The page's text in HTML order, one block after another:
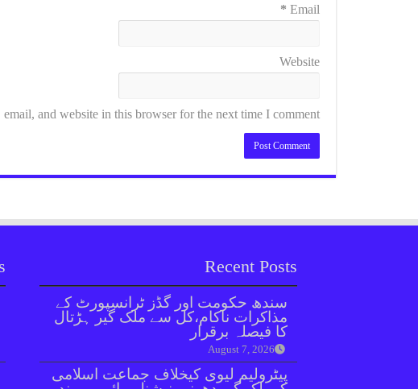
Email
*
Website
email, and website in this browser for the next time I comment.
Recent Posts
سندھ حکومت اور گڈز ٹرانسپورٹ کے
مذاکرات ناکام،کل سے ملک گیر ہڑتال
کا فیصلہ برقرار
August 7, 2026
پیٹرولیم لیوی کیخلاف جماعت اسلامی